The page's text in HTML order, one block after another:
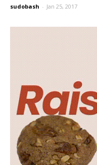
sudobash - Jan 25, 2017